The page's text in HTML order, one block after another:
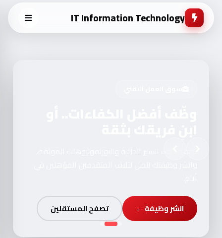
IT Information Technology
انشر وظيفة ← تصفح المستقلين